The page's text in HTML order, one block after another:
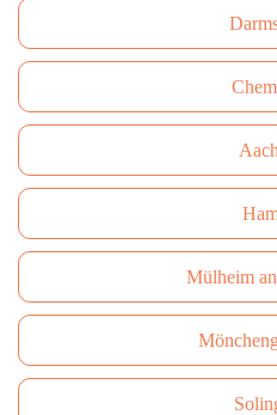
Mülheim